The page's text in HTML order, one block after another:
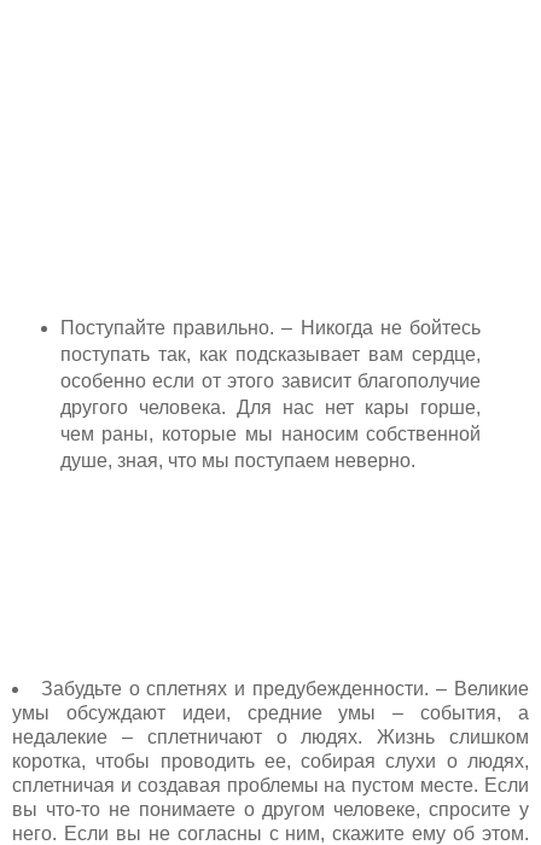
Поступайте правильно. – Никогда не бойтесь
поступать так, как подсказывает вам сердце,
особенно если от этого зависит благополучие
другого человека. Для нас нет кары горше,
чем раны, которые мы наносим собственной
душе, зная, что мы поступаем неверно.
Забудьте о сплетнях и предубежденности. – Великие
умы обсуждают идеи, средние умы – события, а
недалекие – сплетничают о людях. Жизнь слишком
коротка, чтобы проводить ее, собирая слухи о людях,
сплетничая и создавая проблемы на пустом месте. Если
вы что-то не понимаете о другом человеке, спросите у
него. Если вы не согласны с ним, скажите ему об этом.